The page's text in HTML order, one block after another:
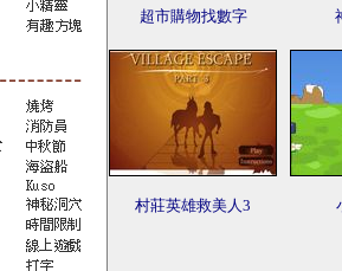
超市購物找數字
村莊英雄救美人3